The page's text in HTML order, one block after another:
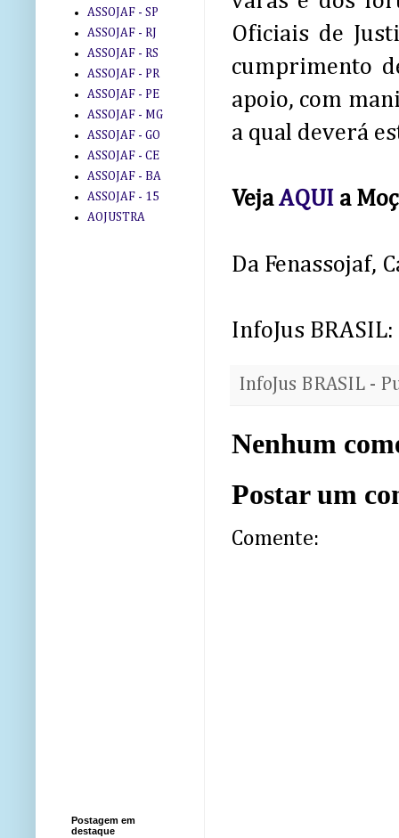
Oficiais de
cumprimento
apoio, com
a qual deverá
VejaAQUI a
Da Fenassojaf,
InfoJus
InfoJus BRASIL -
Nenhum
Postar um
Comente:
ASSOJAF - SP
ASSOJAF - RJ
ASSOJAF - RS
ASSOJAF - PR
ASSOJAF - PE
ASSOJAF - MG
ASSOJAF - GO
ASSOJAF - CE
ASSOJAF - BA
ASSOJAF - 15
AOJUSTRA
Postagem em
destaque